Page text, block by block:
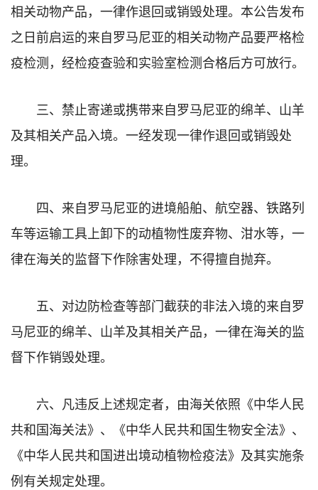
相关动物产品，一律作退回或销毁处理。本公告发布
之日前启运的来自罗马尼亚的相关动物产品要严格检
疫检测，经检疫查验和实验室检测合格后方可放行。
三、禁止寄递或携带来自罗马尼亚的绵羊、山羊
及其相关产品入境。一经发现一律作退回或销毁处
理。
四、来自罗马尼亚的进境船舶、航空器、铁路列
车等运输工具上卸下的动植物性废弃物、泔水等，一
律在海关的监督下作除害处理，不得擅自抛弃。
五、对边防检查等部门截获的非法入境的来自罗
马尼亚的绵羊、山羊及其相关产品，一律在海关的监
督下作销毁处理。
六、凡违反上述规定者，由海关依照《中华人民
共和国海关法》、《中华人民共和国生物安全法》、
《中华人民共和国进出境动植物检疫法》及其实施条
例有关规定处理。